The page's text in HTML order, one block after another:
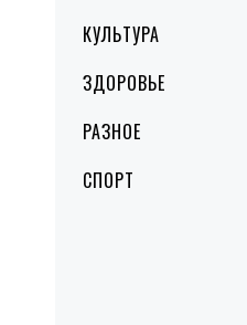
КУЛЬТУРА
ЗДОРОВЬЕ
РАЗНОЕ
СПОРТ